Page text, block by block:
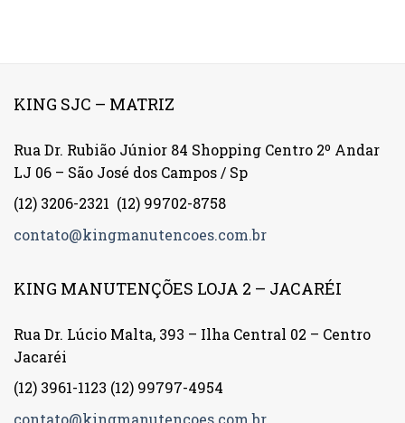
KING SJC – MATRIZ
Rua Dr. Rubião Júnior 84 Shopping Centro 2º Andar
LJ 06 – São José dos Campos / Sp
(12) 3206-2321 (12) 99702-8758
contato@kingmanutencoes.com.br
KING MANUTENÇÕES LOJA 2 – JACARÉI
Rua Dr. Lúcio Malta, 393 – Ilha Central 02 – Centro
Jacaréi
(12) 3961-1123 (12) 99797-4954
contato@kingmanutencoes.com.br